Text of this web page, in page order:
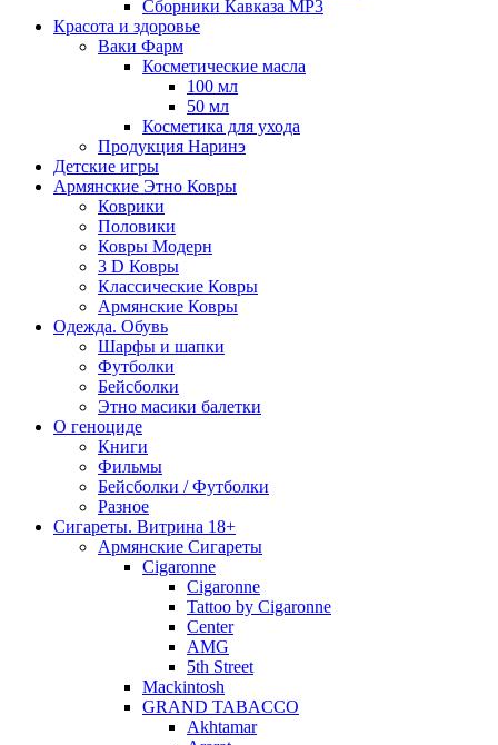
Сборники Кавказа MP3
Красота и здоровье
Ваки Фарм
Косметические масла
100 мл
50 мл
Косметика для ухода
Продукция Наринэ
Детские игры
Армянские Этно Ковры
Коврики
Половики
Ковры Модерн
3 D Ковры
Классические Ковры
Армянские Ковры
Одежда. Обувь
Шарфы и шапки
Футболки
Бейсболки
Этно масики балетки
О геноциде
Книги
Фильмы
Бейсболки / Футболки
Разное
Сигареты. Витрина 18+
Армянские Сигареты
Cigaronne
Cigaronne
Tattoo by Cigaronne
Center
AMG
5th Street
Mackintosh
GRAND TABACCO
Akhtamar